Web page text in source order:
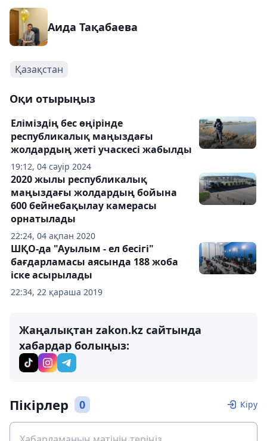
Аида Тақабаева
Қазақстан
Оқи отырыңыз
19:12, 04 сәуір 2024
Еліміздің бес өңірінде
республикалық маңыздағы
жолдардың жеті учаскесі жабылды
22:24, 04 ақпан 2020
2020 жылы республикалық
маңыздағы жолдардың бойына
600 бейнебақылау камерасы
орнатылады
22:34, 22 қараша 2019
ШҚО-да "Ауылым - ел бесігі"
бағдарламасы аясында 188 жоба
іске асырылады
Жаңалықтан zakon.kz сайтында
хабардар болыңыз:
Пікірлер 0 Кіру